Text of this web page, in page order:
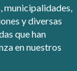
municipalidades,
y diversas
que han
en nuestros